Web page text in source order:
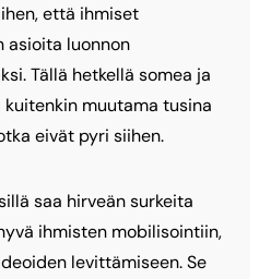
että ihmiset
asioita luonnon
Tällä hetkellä somea ja
muutama tusina
eivät pyri siihen.
saa hirveän surkeita
ihmisten mobilisointiin,
levittämiseen. Se